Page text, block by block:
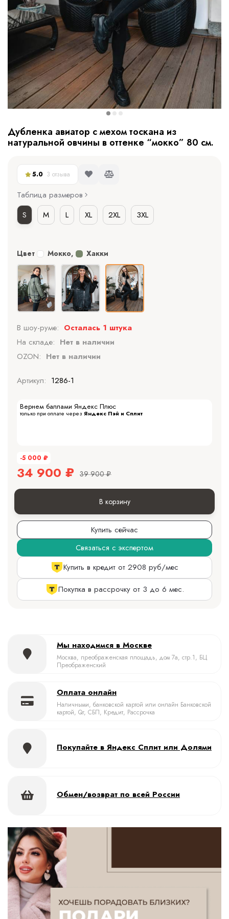
Дубленка авиатор с мехом тоскана из
натуральной овчины в оттенке “мокко” 80 см.
5.0 3 отзыва
Таблица размеров
S
M L XL 2XL 3XL
Цвет Мокко, Хакки
В шоу-руме: Осталась 1 штука
На складе: Нет в наличии
OZON: Нет в наличии
Артикул: 1286-1
Вернем баллами Яндекс Плюс
только при оплате через Яндекс Пэй и Сплит
-5 000 ₽
34 900 ₽ 39 900 ₽
В корзину
Купить сейчас
Связаться с экспертом
Купить в кредит от 2908 руб/мес
Покупка в рассрочку от 3 до 6 мес.
Мы находимся в Москве
Москва, преображенская площадь, дом 7а, стр.1, БЦ
Преображенский
Оплата онлайн
Наличными, банковской картой или онлайн Банковской
картой, Qr, СБП, Кредит, Рассрочка
Покупайте в Яндекс Сплит или Долями
Обмен/возврат по всей России